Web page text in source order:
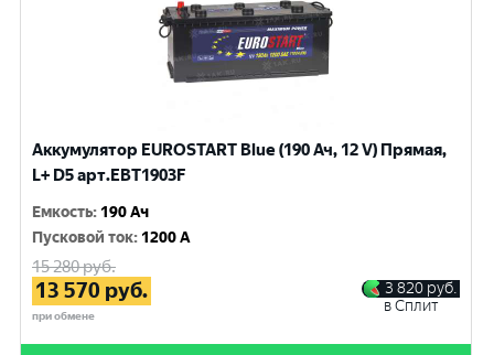
Аккумулятор EUROSTART Blue (190 Ач, 12 V) Прямая,
L+ D5 арт.EBT1903F
Емкость: 190 Ач
Пусковой ток: 1200 A
15 280руб.
13 570 руб.
при обмене
3 820 руб.
в Сплит